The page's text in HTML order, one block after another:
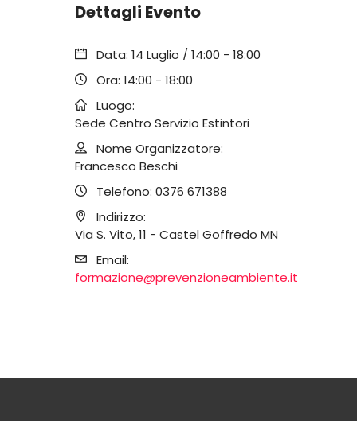
Dettagli Evento
Data: 14 Luglio / 14:00 - 18:00
Ora: 14:00 - 18:00
Luogo:
Sede Centro Servizio Estintori
Nome Organizzatore:
Francesco Beschi
Telefono: 0376 671388
Indirizzo:
Via S. Vito, 11 - Castel Goffredo MN
Email:
formazione@prevenzioneambiente.it